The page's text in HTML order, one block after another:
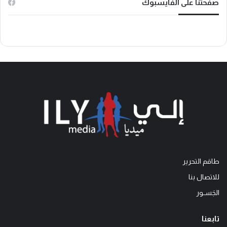
صفحتنا على الفايسبوك
طاقم التحرير
للاتصال بنا
الجَســور
تابعنا